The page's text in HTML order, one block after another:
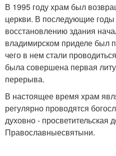
В 1995 году храм был
церкви. В последующие
восстановлению здания
владимирском приделе был
чего в нем стали
была совершена первая
перерыва.
В настоящее время храм
регулярно проводятся
духовно - просветительская
Православныесвятыни.